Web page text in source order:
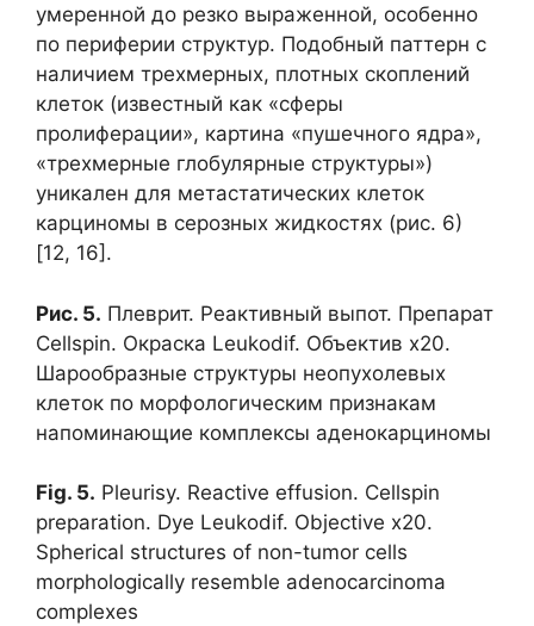
умеренной до резко выраженной, особенно
по периферии структур. Подобный паттерн с
наличием трехмерных, плотных скоплений
клеток (известный как «сферы
пролиферации», картина «пушечного ядра»,
«трехмерные глобулярные структуры»)
уникален для метастатических клеток
карциномы в серозных жидкостях (рис. 6)
[12, 16].
Рис. 5. Плеврит. Реактивный выпот. Препарат
Cellspin. Окраска Leukodif. Объектив х20.
Шарообразные структуры неопухолевых
клеток по морфологическим признакам
напоминающие комплексы аденокарциномы
Fig. 5. Pleurisy. Reactive effusion. Cellspin
preparation. Dye Leukodif. Objective x20.
Spherical structures of non-tumor cells
morphologically resemble adenocarcinoma
complexes